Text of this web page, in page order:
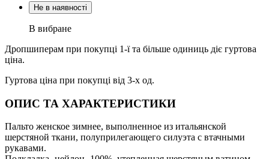
Не в наявності
В вибране
Дропшиперам при покупці 1-ї та більше одиниць діє гуртова
ціна.
Гуртова ціна при покупці від 3-х од.
ОПИС ТА ХАРАКТЕРИСТИКИ
Пальто женское зимнее, выполненное из итальянской
шерстяной ткани, полуприлегающего силуэта с втачными
рукавами.